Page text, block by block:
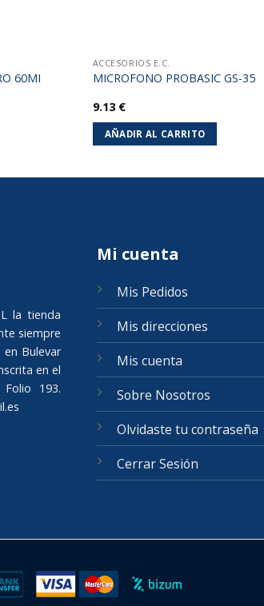
60MI
ACCESORIOS E.C.
MICROFONO PROBASIC GS-35
9.13 €
AÑADIR AL CARRITO
la tienda
siempre
Bulevar
en el
193.
Mi cuenta
Mis Pedidos
Mis direcciones
Mis cuenta
Sobre Nosotros
Olvidaste tu contraseña
Cerrar Sesión